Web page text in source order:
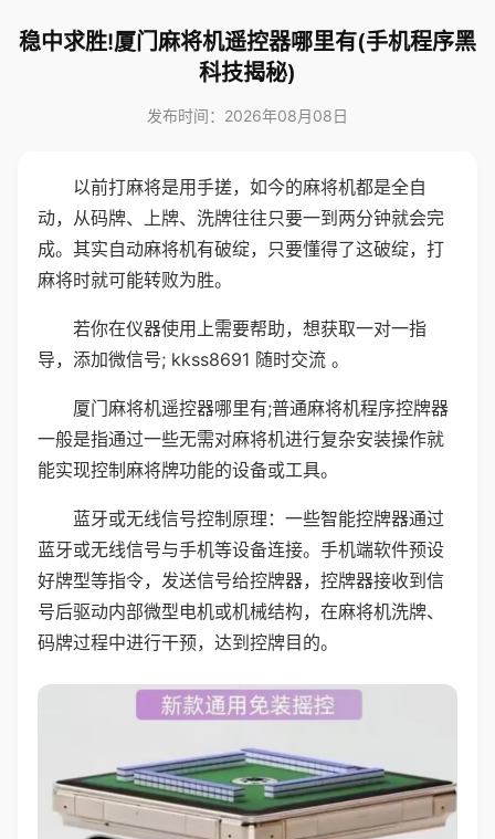
稳中求胜!厦门麻将机遥控器哪里有(手机程序黑
科技揭秘)
发布时间：2026年08月08日
以前打麻将是用手搓，如今的麻将机都是全自
动，从码牌、上牌、洗牌往往只要一到两分钟就会完
成。其实自动麻将机有破绽，只要懂得了这破绽，打
麻将时就可能转败为胜。
若你在仪器使用上需要帮助，想获取一对一指
导，添加微信号; kkss8691 随时交流 。
厦门麻将机遥控器哪里有;普通麻将机程序控牌器
一般是指通过一些无需对麻将机进行复杂安装操作就
能实现控制麻将牌功能的设备或工具。
蓝牙或无线信号控制原理：一些智能控牌器通过
蓝牙或无线信号与手机等设备连接。手机端软件预设
好牌型等指令，发送信号给控牌器，控牌器接收到信
号后驱动内部微型电机或机械结构，在麻将机洗牌、
码牌过程中进行干预，达到控牌目的。